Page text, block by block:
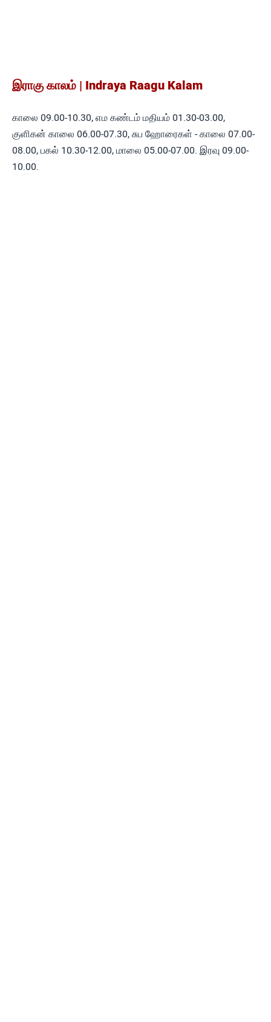
இராகு காலம் | Indraya Raagu Kalam
காலை 09.00-10.30, எம கண்டம் மதியம் 01.30-03.00,
குளிகன் காலை 06.00-07.30, சுப ஹோரைகள் - காலை 07.00-
08.00, பகல் 10.30-12.00, மாலை 05.00-07.00. இரவு 09.00-
10.00.